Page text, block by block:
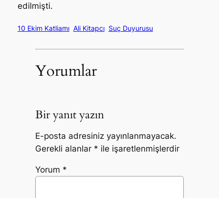
edilmişti.
10 Ekim Katliamı Ali Kitapcı Suç Duyurusu
Yorumlar
Bir yanıt yazın
E-posta adresiniz yayınlanmayacak.
Gerekli alanlar * ile işaretlenmişlerdir
Yorum *